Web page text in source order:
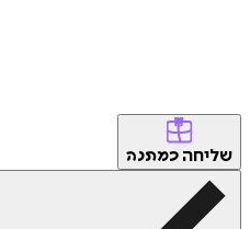
שליחה כמתנה